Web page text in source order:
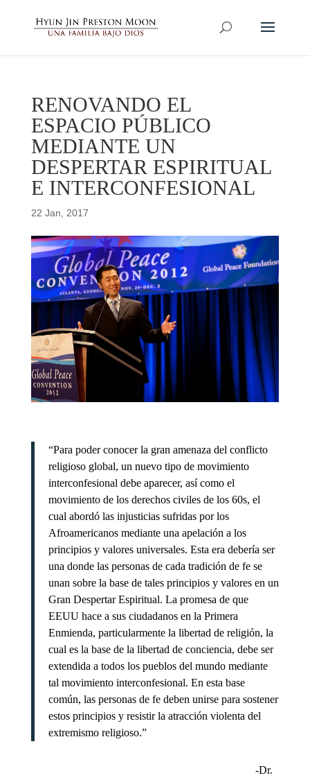
RENOVANDO EL
ESPACIO PÚBLICO
MEDIANTE UN
DESPERTAR ESPIRITUAL
E INTERCONFESIONAL
22 Jan, 2017
“Para poder conocer la gran amenaza del conflicto
religioso global, un nuevo tipo de movimiento
interconfesional debe aparecer, así como el
movimiento de los derechos civiles de los 60s, el
cual abordó las injusticias sufridas por los
Afroamericanos mediante una apelación a los
principios y valores universales. Esta era debería ser
una donde las personas de cada tradición de fe se
unan sobre la base de tales principios y valores en un
Gran Despertar Espiritual. La promesa de que
EEUU hace a sus ciudadanos en la Primera
Enmienda, particularmente la libertad de religión, la
cual es la base de la libertad de conciencia, debe ser
extendida a todos los pueblos del mundo mediante
tal movimiento interconfesional. En esta base
común, las personas de fe deben unirse para sostener
estos principios y resistir la atracción violenta del
extremismo religioso.”
-Dr.